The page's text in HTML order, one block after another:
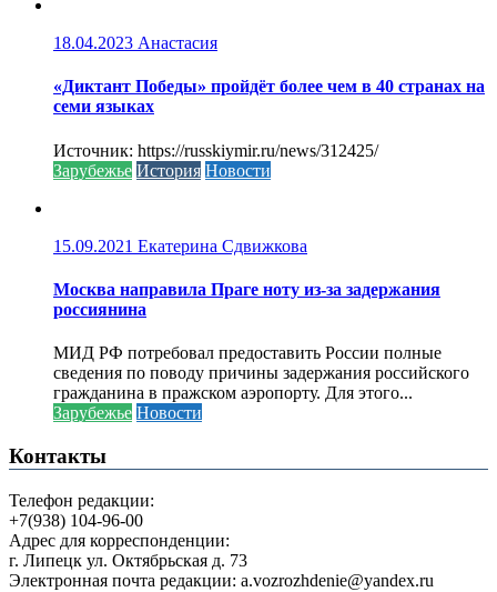
18.04.2023 Анастасия
«Диктант Победы» пройдёт более чем в 40 странах на
семи языках
Источник: https://russkiymir.ru/news/312425/
Зарубежье История Новости
15.09.2021 Екатерина Сдвижкова
Москва направила Праге ноту из-за задержания
россиянина
МИД РФ потребовал предоставить России полные
сведения по поводу причины задержания российского
гражданина в пражском аэропорту. Для этого...
Зарубежье Новости
Контакты
Телефон редакции:
+7(938) 104-96-00
Адрес для корреспонденции:
г. Липецк ул. Октябрьская д. 73
Электронная почта редакции: a.vozrozhdenie@yandex.ru